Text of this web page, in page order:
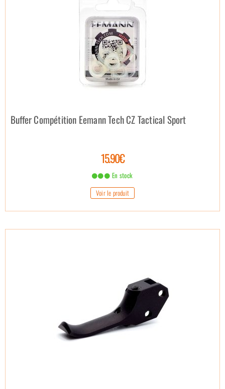
Buffer Compétition Eemann Tech CZ Tactical Sport
15.90€
En stock
Voir le produit